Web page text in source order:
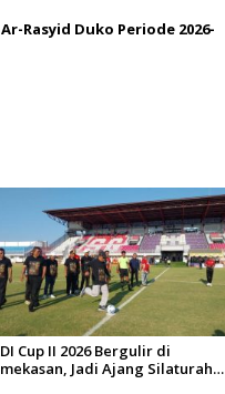
Rasyid Duko Periode 2026-
Cup II 2026 Bergulir di
Jadi Ajang Silaturahmi